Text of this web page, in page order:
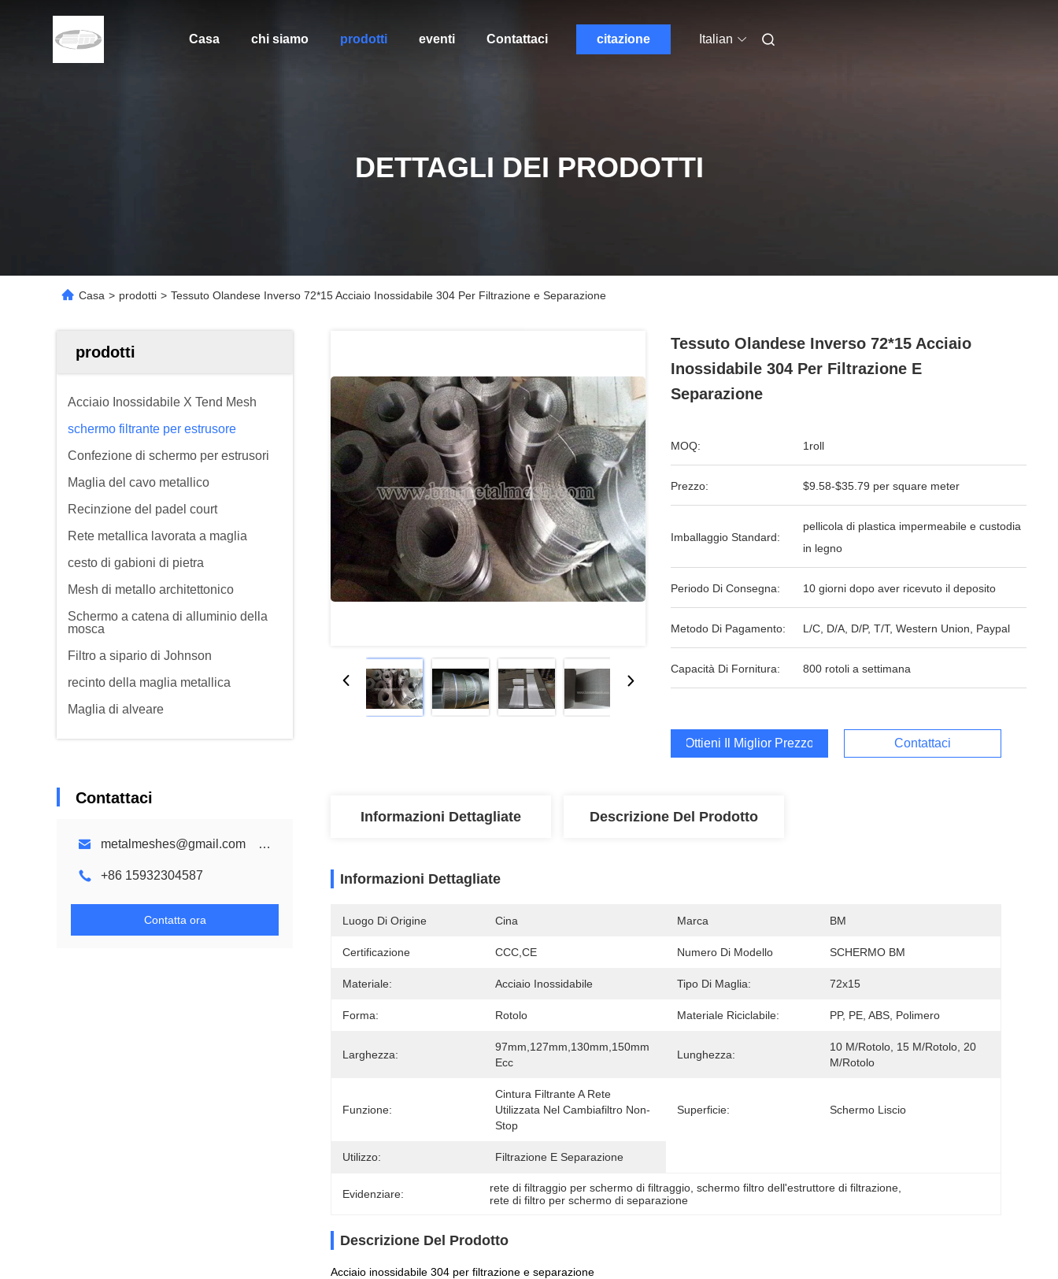
Casa chi siamo prodotti eventi Contattaci citazione Italian
DETTAGLI DEI PRODOTTI
Casa > prodotti > Tessuto Olandese Inverso 72*15 Acciaio Inossidabile 304 Per Filtrazione e Separazione
prodotti
Acciaio Inossidabile X Tend Mesh
schermo filtrante per estrusore
Confezione di schermo per estrusori
Maglia del cavo metallico
Recinzione del padel court
Rete metallica lavorata a maglia
cesto di gabioni di pietra
Mesh di metallo architettonico
Schermo a catena di alluminio della
mosca
Filtro a sipario di Johnson
recinto della maglia metallica
Maglia di alveare
Contattaci
metalmeshes@gmail.com karen@bmmetalmesh.com
+86 15932304587
Contatta ora
Tessuto Olandese Inverso 72*15 Acciaio
Inossidabile 304 Per Filtrazione E
Separazione
MOQ: 1roll
Prezzo: $9.58-$35.79 per square meter
Imballaggio Standard:
pellicola di plastica impermeabile e custodia
in legno
Periodo Di Consegna: 10 giorni dopo aver ricevuto il deposito
Metodo Di Pagamento: L/C, D/A, D/P, T/T, Western Union, Paypal
Capacità Di Fornitura: 800 rotoli a settimana
Ottieni Il Miglior Prezzo Contattaci
Informazioni Dettagliate Descrizione Del Prodotto
Informazioni Dettagliate
Luogo Di Origine Cina Marca BM
Certificazione CCC,CE Numero Di Modello SCHERMO BM
Materiale: Acciaio Inossidabile Tipo Di Maglia: 72x15
Forma: Rotolo Materiale Riciclabile: PP, PE, ABS, Polimero
Larghezza:
97mm,127mm,130mm,150mm
Ecc
Lunghezza:
10 M/rotolo, 15 M/rotolo, 20
M/rotolo
Funzione:
Cintura Filtrante A Rete
Utilizzata Nel Cambiafiltro Non-
Stop
Superficie: Schermo Liscio
Utilizzo: Filtrazione E Separazione
Evidenziare: rete di filtraggio per schermo di filtraggio , schermo filtro dell'estruttore di filtrazione
rete di filtro per schermo di separazione
Descrizione Del Prodotto
Acciaio inossidabile 304 per filtrazione e separazione